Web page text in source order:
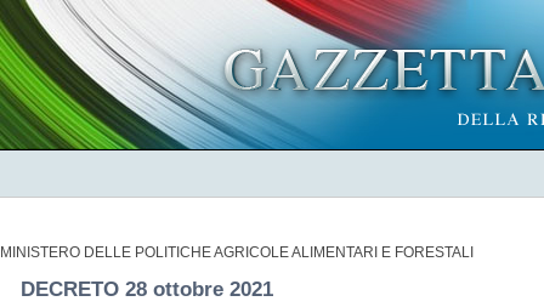
MINISTERO DELLE POLITICHE AGRICOLE ALIMENTARI E FORESTALI
DECRETO 28 ottobre 2021